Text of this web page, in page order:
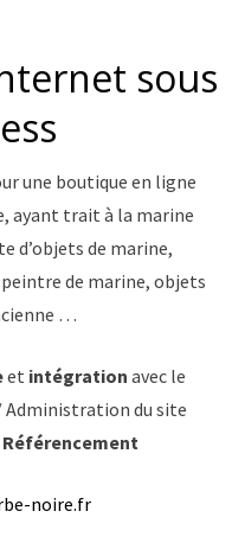
sous
une boutique en ligne
ayant trait à la marine
d’objets de marine,
de marine, objets
…
et intégration avec le
Administration du site
Référencement
noire.fr